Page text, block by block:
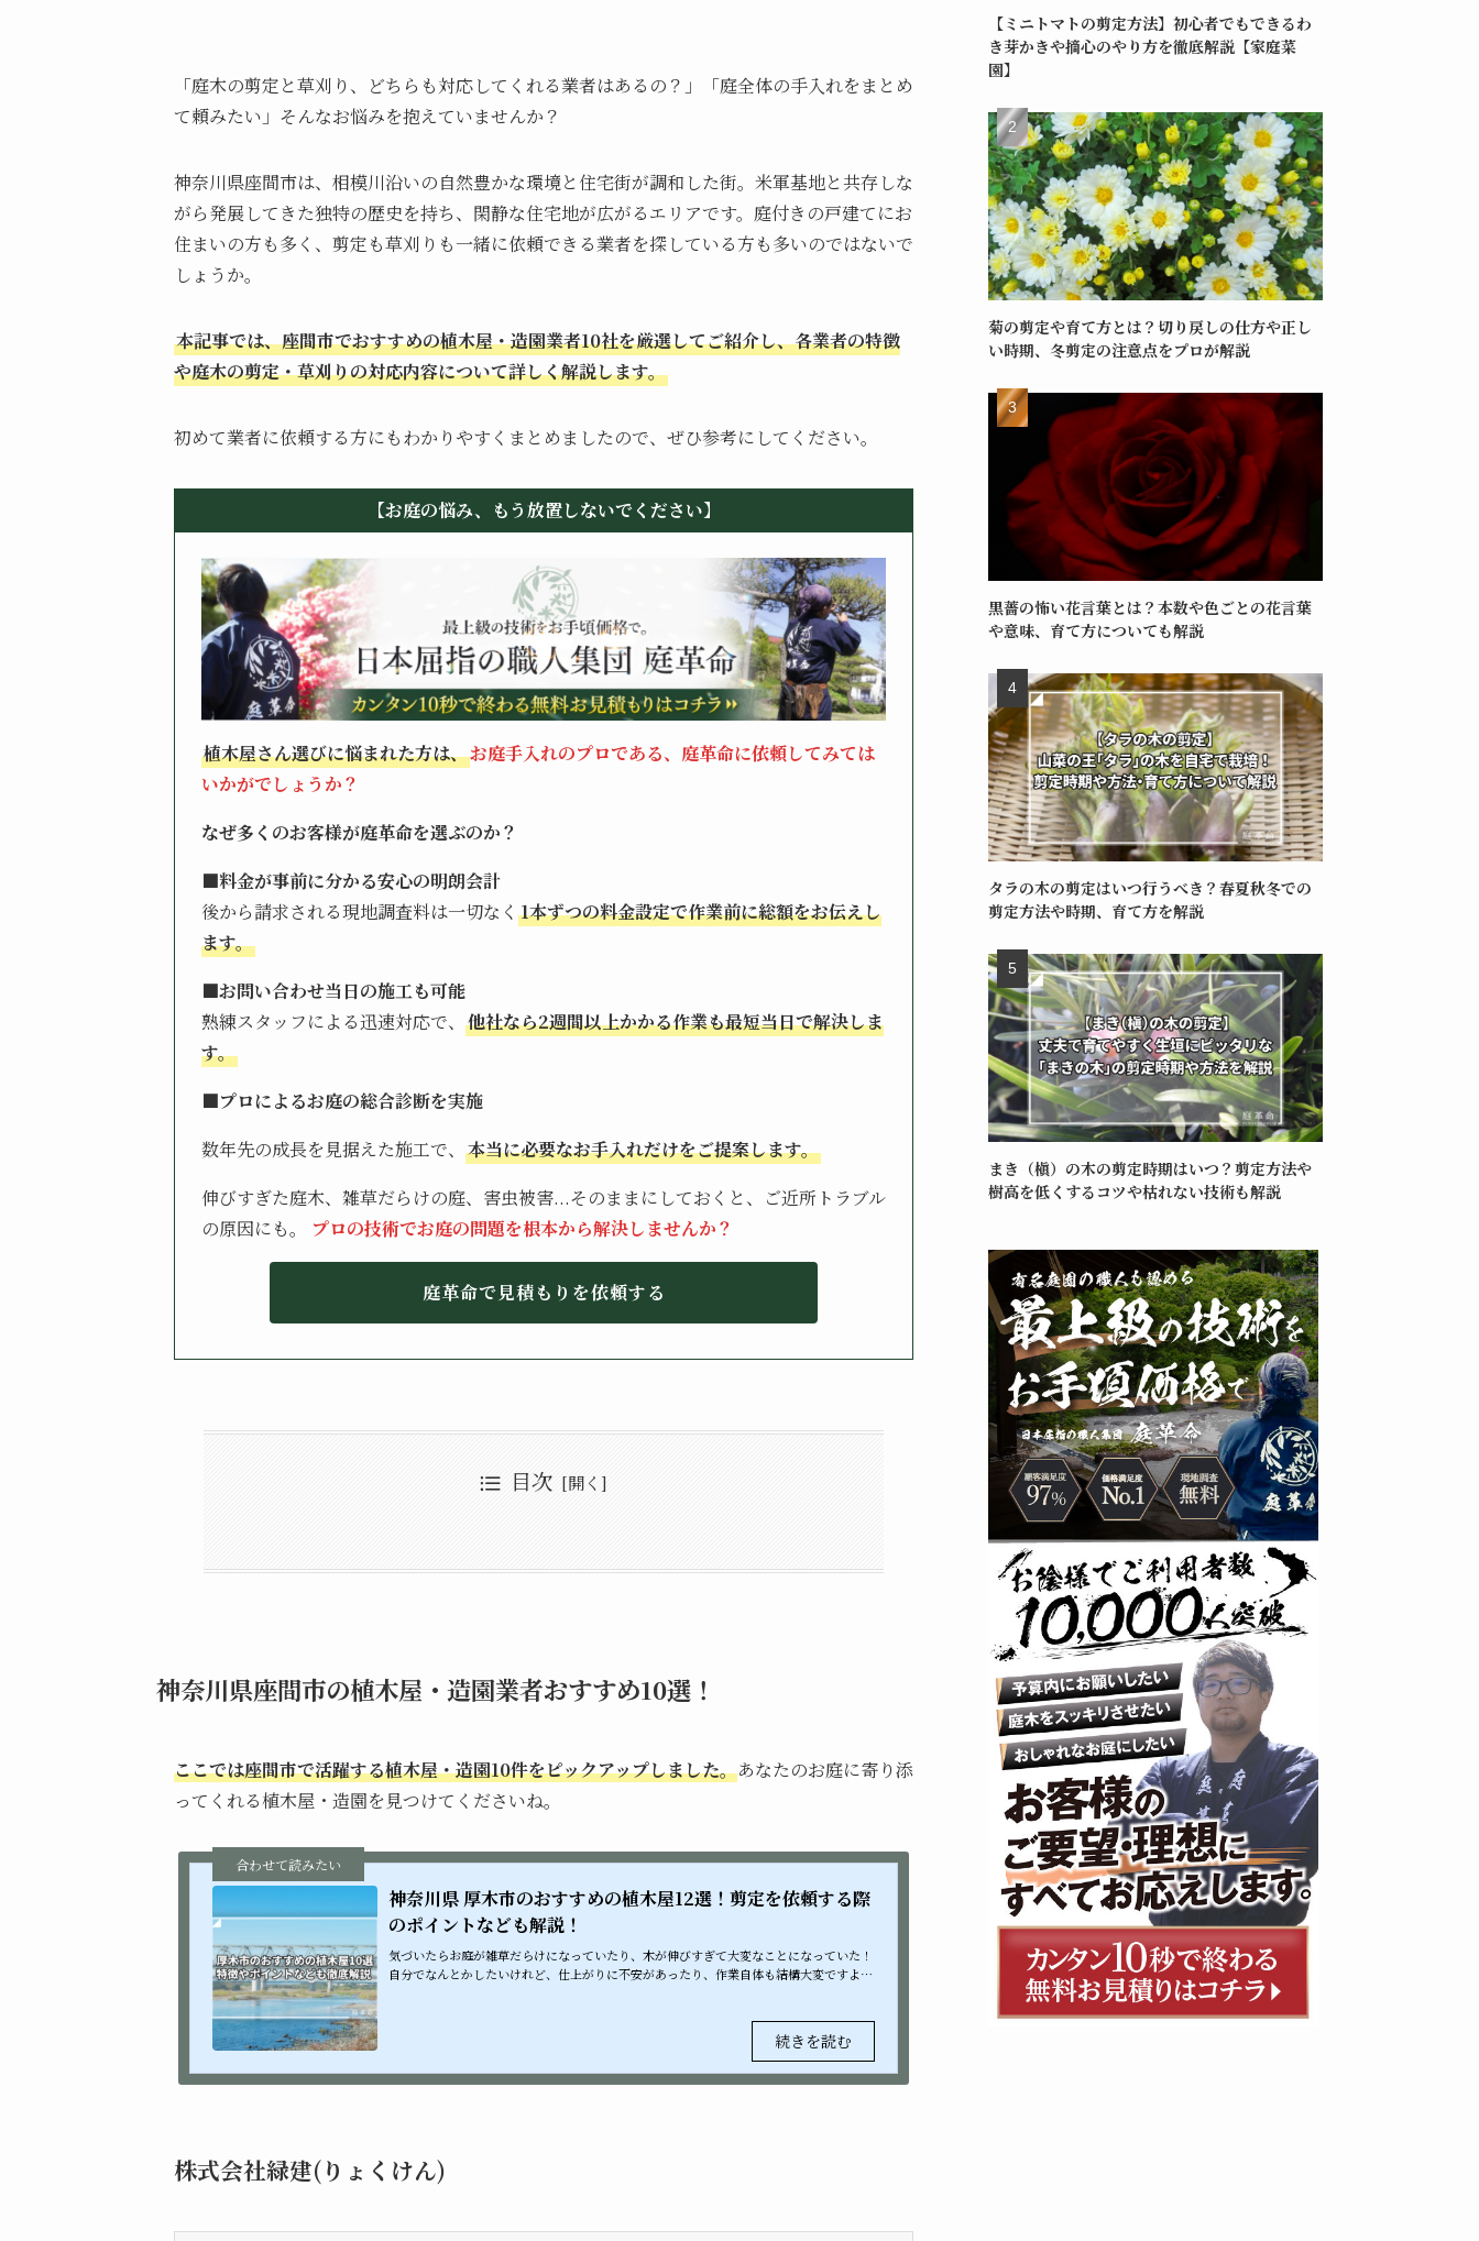
「庭木の剪定と草刈り、どちらも対応してくれる業者はあるの？」「庭全体の手入れをまとめ
て頼みたい」そんなお悩みを抱えていませんか？
神奈川県座間市は、相模川沿いの自然豊かな環境と住宅街が調和した街。米軍基地と共存しな
がら発展してきた独特の歴史を持ち、閑静な住宅地が広がるエリアです。庭付きの戸建てにお
住まいの方も多く、剪定も草刈りも一緒に依頼できる業者を探している方も多いのではないで
しょうか。
本記事では、座間市でおすすめの植木屋・造園業者10社を厳選してご紹介し、各業者の特徴
や庭木の剪定・草刈りの対応内容について詳しく解説します。
初めて業者に依頼する方にもわかりやすくまとめましたので、ぜひ参考にしてください。
【お庭の悩み、もう放置しないでください】
植木屋さん選びに悩まれた方は、お庭手入れのプロである、庭革命に依頼してみては
いかがでしょうか？
なぜ多くのお客様が庭革命を選ぶのか？
■料金が事前に分かる安心の明朗会計
後から請求される現地調査料は一切なく 1本ずつの料金設定で作業前に総額をお伝えし
ます。
■お問い合わせ当日の施工も可能
熟練スタッフによる迅速対応で、 他社なら2週間以上かかる作業も最短当日で解決しま
す。
■プロによるお庭の総合診断を実施
数年先の成長を見据えた施工で、 本当に必要なお手入れだけをご提案します。
伸びすぎた庭木、雑草だらけの庭、害虫被害...そのままにしておくと、ご近所トラブル
の原因にも。
プロの技術でお庭の問題を根本から解決しませんか？
庭革命で見積もりを依頼する
目次
神奈川県座間市の植木屋・造園業者おすすめ10選！
ここでは座間市で活躍する植木屋・造園10件をピックアップしました。あなたのお庭に寄り添
ってくれる植木屋・造園を見つけてくださいね。
神奈川県 厚木市のおすすめの植木屋12選！剪定を依頼する際
のポイントなども解説！
気づいたらお庭が雑草だらけになっていたり、木が伸びすぎて大変なことになっていた！
自分でなんとかしたいけれど、仕上がりに不安があったり、作業自体も結構大変ですよ
株式会社緑建(りょくけん)
【ミニトマトの剪定方法】初心者でもできるわ
き芽かきや摘心のやり方を徹底解説【家庭菜
園】
菊の剪定や育て方とは？切り戻しの仕方や正し
い時期、冬剪定の注意点をプロが解説
黒薔の怖い花言葉とは？本数や色ごとの花言葉
や意味、育て方についても解説
タラの木の剪定はいつ行うべき？春夏秋冬での
剪定方法や時期、育て方を解説
まき（槇）の木の剪定時期はいつ？剪定方法や
樹高を低くするコツや枯れない技術も解説